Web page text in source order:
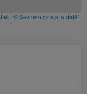
| © Seznam.cz a.s. a další